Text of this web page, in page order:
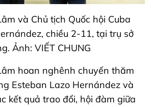
và Chủ tịch Quốc hội Cuba
chiều 2-11, tại trụ sở
Ảnh: VIẾT CHUNG
hoan nghênh chuyến thăm
Esteban Lazo Hernández và
kết quả trao đổi, hội đàm giữa